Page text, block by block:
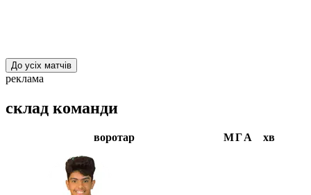
До усіх матчів
реклама
склад команди
воротар МГА хв